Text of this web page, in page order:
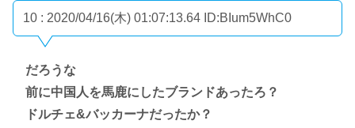
10 : 2020/04/16(木) 01:07:13.64 ID:BIum5WhC0
だろうな
前に中国人を馬鹿にしたブランドあったろ？
ドルチェ&バッカーナだったか？